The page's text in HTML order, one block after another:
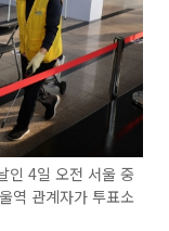
인 4일 오전 서울 중
역 관계자가 투표소